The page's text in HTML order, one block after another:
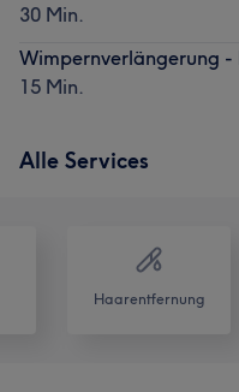
30 Min.
Wimpernverlängerung -
15 Min.
Alle Services
Haarentfernung